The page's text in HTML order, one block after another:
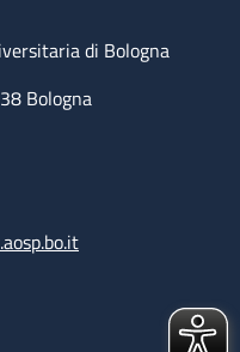
di Bologna
Bologna